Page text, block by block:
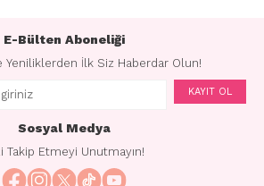
E-Bülten Aboneliği
Yeniliklerden İlk Siz Haberdar Olun!
KAYIT OL
Sosyal Medya
Takip Etmeyi Unutmayın!